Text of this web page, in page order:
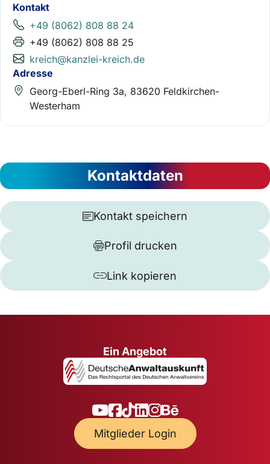
Kontakt
+49 (8062) 808 88 24
+49 (8062) 808 88 25
kreich@kanzlei-kreich.de
Adresse
Georg-Eberl-Ring 3a, 83620 Feldkirchen-
Westerham
Kontaktdaten
Kontakt speichern
Profil drucken
Link kopieren
Ein Angebot
Mitglieder Login